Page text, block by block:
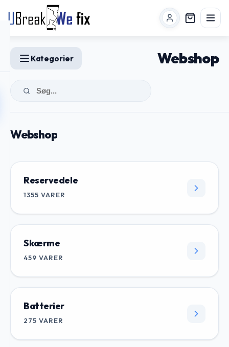
Kategorier Webshop
Webshop
Reservedele
1355 VARER
Skærme
459 VARER
Batterier
275 VARER